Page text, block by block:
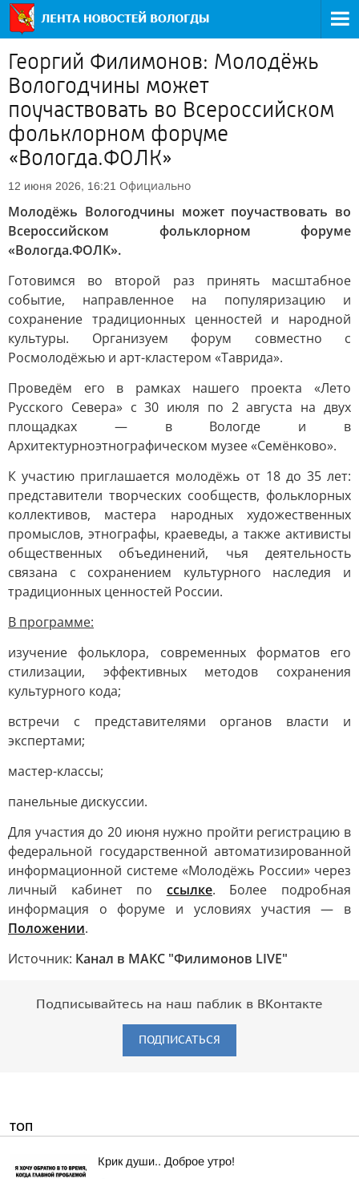
Георгий Филимонов: Молодёжь
Вологодчины может
поучаствовать во Всероссийском
фольклорном форуме
«Вологда.ФОЛК»
12 июня 2026, 16:21 Официально
Молодёжь Вологодчины может поучаствовать во
Всероссийском фольклорном форуме
«Вологда.ФОЛК».
Готовимся во второй раз принять масштабное
событие, направленное на популяризацию и
сохранение традиционных ценностей и народной
культуры. Организуем форум совместно с
Росмолодёжью и арт-кластером «Таврида».
Проведём его в рамках нашего проекта «Лето
Русского Севера» с 30 июля по 2 августа на двух
площадках — в Вологде и в
Архитектурноэтнографическом музее «Семёнково».
К участию приглашается молодёжь от 18 до 35 лет:
представители творческих сообществ, фольклорных
коллективов, мастера народных художественных
промыслов, этнографы, краеведы, а также активисты
общественных объединений, чья деятельность
связана с сохранением культурного наследия и
традиционных ценностей России.
В программе:
изучение фольклора, современных форматов его
стилизации, эффективных методов сохранения
культурного кода;
встречи с представителями органов власти и
экспертами;
мастер-классы;
панельные дискуссии.
Для участия до 20 июня нужно пройти регистрацию в
федеральной государственной автоматизированной
информационной системе «Молодёжь России» через
личный кабинет по ссылке. Более подробная
информация о форуме и условиях участия — в
Положении.
Источник: Канал в МАКС "Филимонов LIVE"
Подписывайтесь на наш паблик в ВКонтакте
ПОДПИСАТЬСЯ
ТОП
Крик души.. Доброе утро!